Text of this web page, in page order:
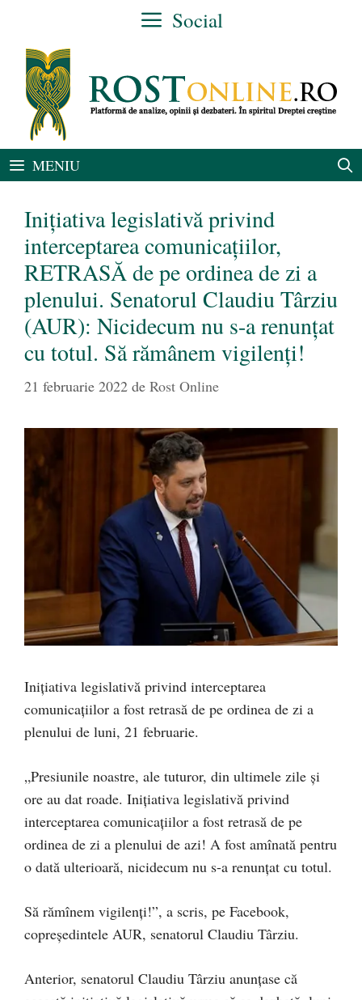
conținut
Social
MENIU
Inițiativa legislativă privind
interceptarea comunicațiilor,
RETRASĂ de pe ordinea de zi a
plenului. Senatorul Claudiu Târziu
(AUR): Nicidecum nu s-a renunțat
cu totul. Să rămânem vigilenți!
21 februarie 2022 de Rost Online
Inițiativa legislativă privind interceptarea
comunicațiilor a fost retrasă de pe ordinea de zi a
plenului de luni, 21 februarie.
„Presiunile noastre, ale tuturor, din ultimele zile și
ore au dat roade. Inițiativa legislativă privind
interceptarea comunicațiilor a fost retrasă de pe
ordinea de zi a plenului de azi! A fost amînată pentru
o dată ulterioară, nicidecum nu s-a renunțat cu totul.
Să rămînem vigilenți!”, a scris, pe Facebook,
copreședintele AUR, senatorul Claudiu Târziu.
Anterior, senatorul Claudiu Târziu anunțase că